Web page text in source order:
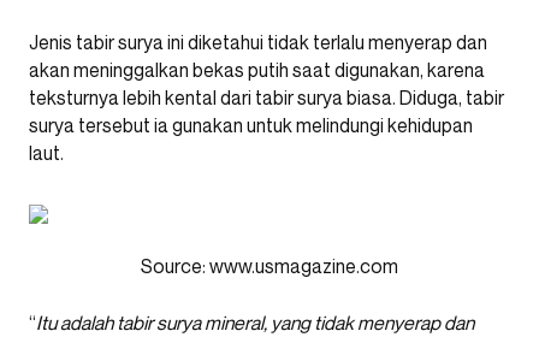
Jenis tabir surya ini diketahui tidak terlalu menyerap dan
akan meninggalkan bekas putih saat digunakan, karena
teksturnya lebih kental dari tabir surya biasa. Diduga, tabir
surya tersebut ia gunakan untuk melindungi kehidupan
laut.
Source: www.usmagazine.com
“Itu adalah tabir surya mineral, yang tidak menyerap dan